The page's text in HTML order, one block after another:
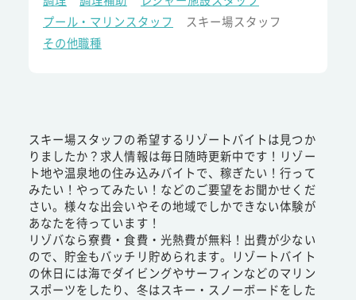
プール・マリンスタッフ
スキー場スタッフ
その他職種
スキー場スタッフの希望するリゾートバイトは見つか
りましたか？求人情報は毎日随時更新中です！リゾー
ト地や温泉地の住み込みバイトで、稼ぎたい！行って
みたい！やってみたい！などのご要望をお聞かせくだ
さい。様々な出会いやその地域でしかできない体験が
あなたを待っています！
リゾバなら寮費・食費・光熱費が無料！出費が少ない
ので、貯金もバッチリ貯められます。リゾートバイト
の休日には海でダイビングやサーフィンなどのマリン
スポーツをしたり、冬はスキー・スノーボードをした